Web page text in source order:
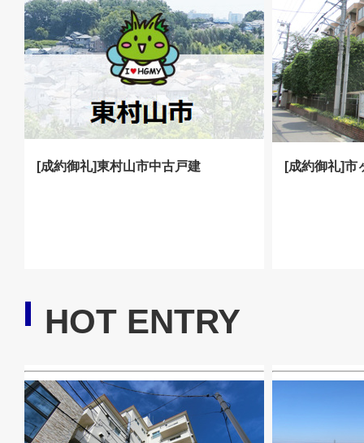
[成約御礼]東村山市中古戸建 [成約御礼]市
HOT ENTRY